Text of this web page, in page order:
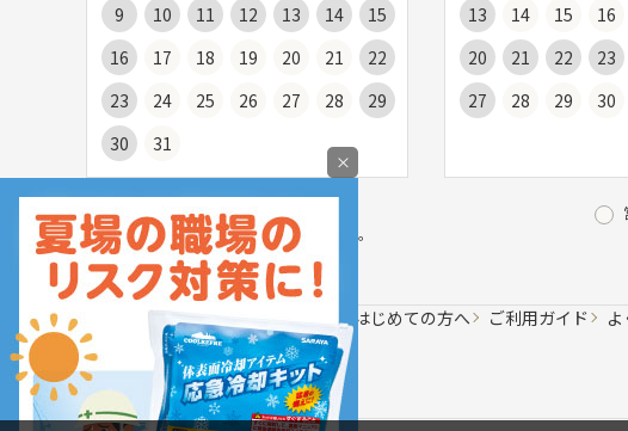
9
10 11 12 13 14
15
16
17 18 19 20 21
22
23
24 25 26 27 28
29
30
31
13
14 15 16
20
21 22 23
27
28 29 30
お届け日の目安についてはご利用ガイドの
「商品のお届けについて」をご覧ください。
はじめての方へ ご利用ガイド
×